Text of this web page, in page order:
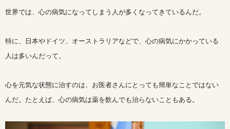
世界では、心の病気になってしまう人が多くなってきているんだ。
特に、日本やドイツ、オーストラリアなどで、心の病気にかかっている
人は多いんだって。
心を元気な状態に治すのは、お医者さんにとっても簡単なことではない
んだ。たとえば、心の病気は薬を飲んでも治らないこともある。